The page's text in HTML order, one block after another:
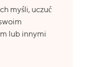
myśli, uczuć
lub innymi